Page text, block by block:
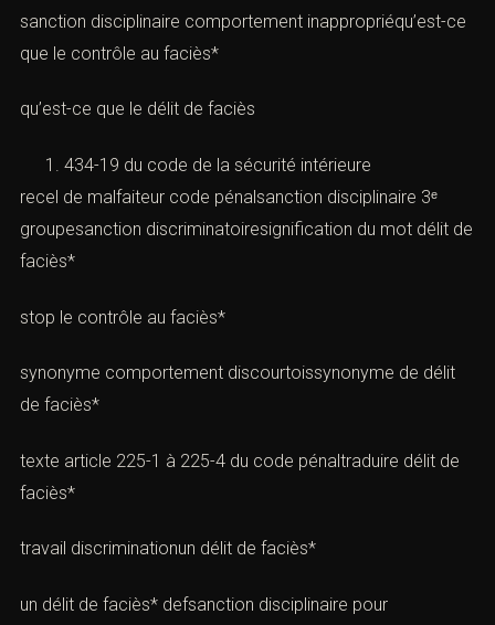
sanction disciplinaire comportement inappropriéqu’est-ce
que le contrôle au faciès*
qu’est-ce que le délit de faciès
434-19 du code de la sécurité intérieure
recel de malfaiteur code pénalsanction disciplinaire 3ᵉ
groupesanction discriminatoiresignification du mot délit de
faciès*
stop le contrôle au faciès*
synonyme comportement discourtoissynonyme de délit
de faciès*
texte article 225-1 à 225-4 du code pénaltraduire délit de
faciès*
travail discriminationun délit de faciès*
un délit de faciès* defsanction disciplinaire pour